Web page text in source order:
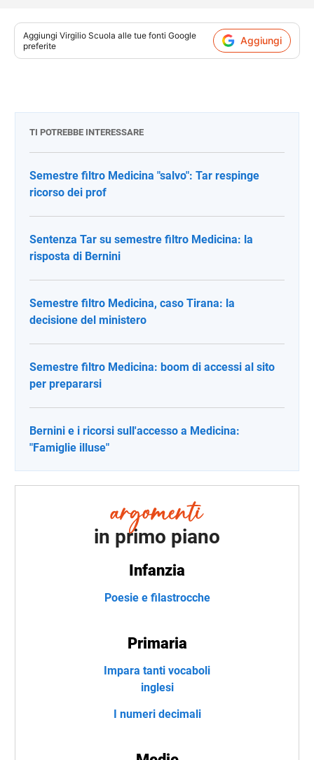
Aggiungi Virgilio Scuola alle tue fonti Google
preferite
Aggiungi
TI POTREBBE INTERESSARE
Semestre filtro Medicina "salvo": Tar respinge
ricorso dei prof
Sentenza Tar su semestre filtro Medicina: la
risposta di Bernini
Semestre filtro Medicina, caso Tirana: la
decisione del ministero
Semestre filtro Medicina: boom di accessi al sito
per prepararsi
Bernini e i ricorsi sull'accesso a Medicina:
"Famiglie illuse"
in primo piano
Infanzia
Poesie e filastrocche
Primaria
Impara tanti vocaboli
inglesi
I numeri decimali